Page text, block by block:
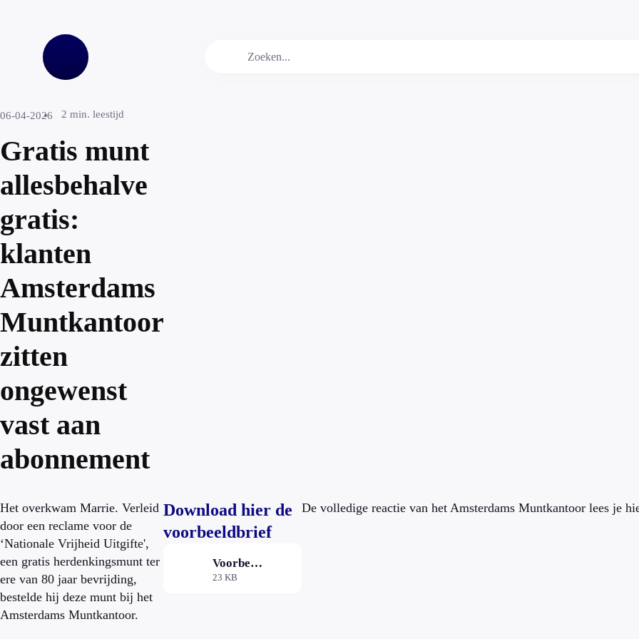
06-04-2026 2 min. leestijd
Gratis munt
allesbehalve
gratis:
klanten
Amsterdams
Muntkantoor
zitten
ongewenst
vast aan
abonnement
Het overkwam Marrie. Verleid
door een reclame voor de
‘Nationale Vrijheid Uitgifte',
een gratis herdenkingsmunt ter
ere van 80 jaar bevrijding,
bestelde hij deze munt bij het
Amsterdams Muntkantoor.
Download hier de
voorbeeldbrief
Voorbeeldbrief Amsterdams Muntkantoor
23 KB
De volledige reactie van het Amsterdams Muntkantoor lees je